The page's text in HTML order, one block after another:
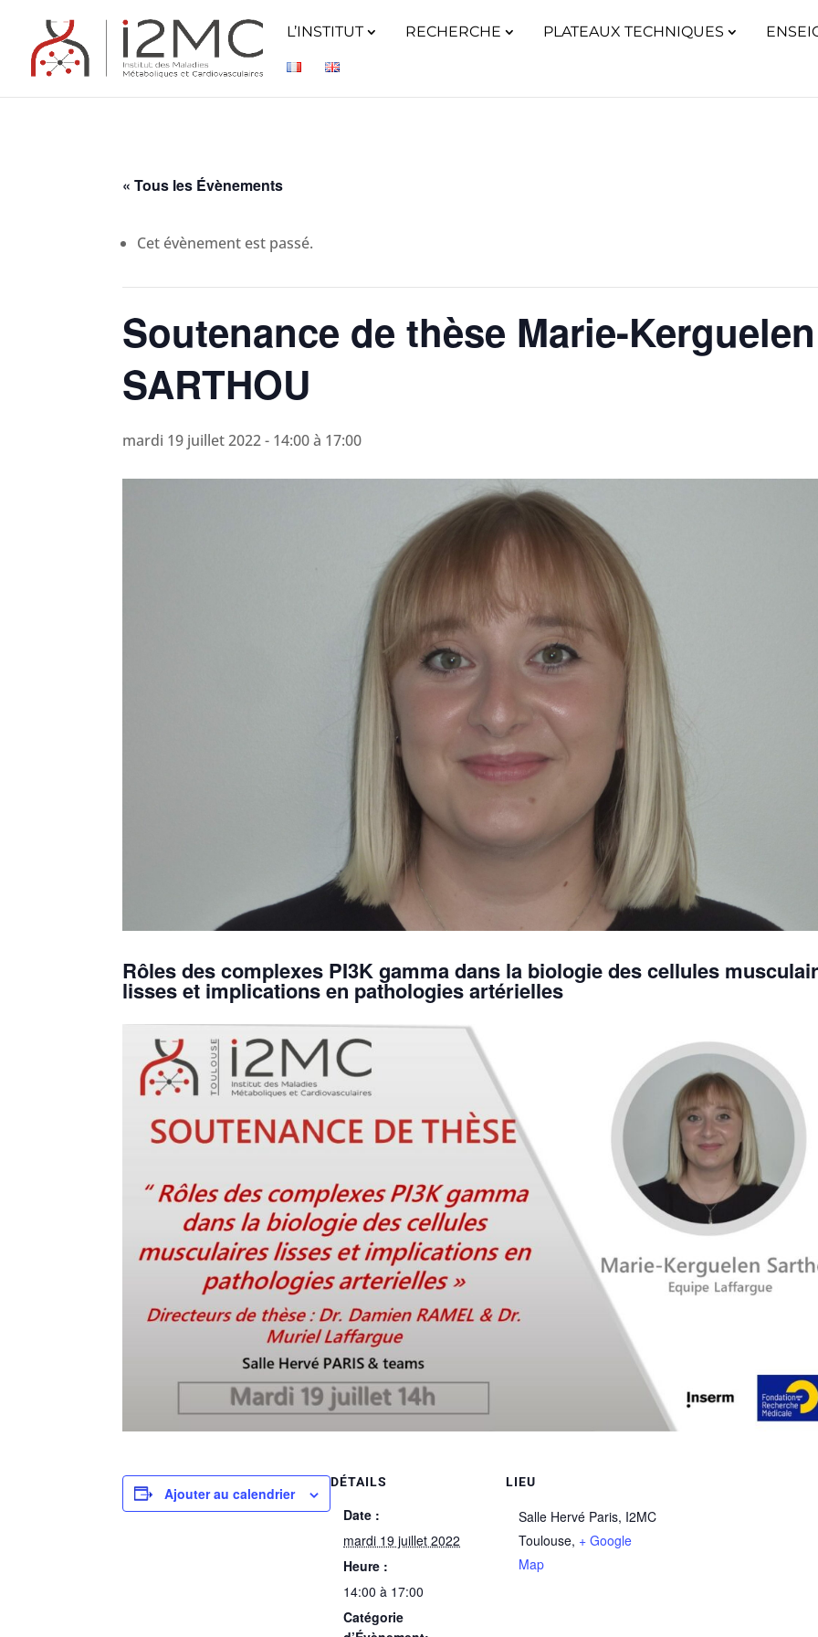
L’INSTITUT RECHERCHE PLATEAUX TECHNIQUES
« Tous les Évènements
Cet évènement est passé.
Soutenance de thèse Marie-Kerguelen
SARTHOU
mardi 19 juillet 2022 - 14:00à 17:00
Rôlesdes complexes PI3K gamma dans la biologiedes cellules
lisseset implicationsen pathologiesartérielles
Ajouter au calendrier
DÉTAILS
Date :
mardi 19 juillet 2022
Heure :
14:00 à 17:00
Catégorie
LIEU
Salle Hervé Paris, I2MC
Toulouse, + Google
Map